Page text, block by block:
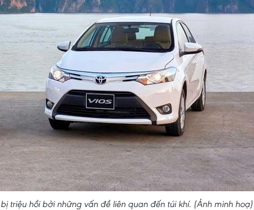
triệu hồi bởi những vấn đề liên quan đến túi khí. (Ảnh minh hoạ)